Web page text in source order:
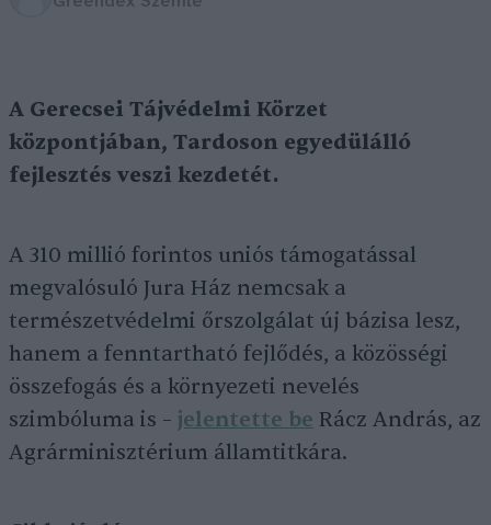
A Gerecsei Tájvédelmi Körzet
központjában, Tardoson egyedülálló
fejlesztés veszi kezdetét.
A 310 millió forintos uniós támogatással
megvalósuló Jura Ház nemcsak a
természetvédelmi őrszolgálat új bázisa lesz,
hanem a fenntartható fejlődés, a közösségi
összefogás és a környezeti nevelés
szimbóluma is – jelentette be Rácz András, az
Agrárminisztérium államtitkára.